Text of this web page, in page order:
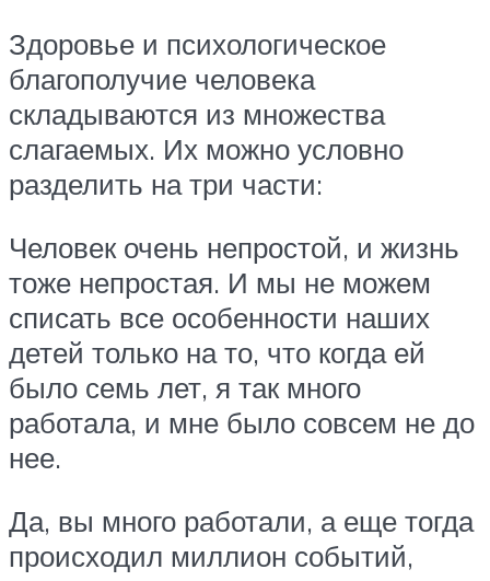
Здоровье и психологическое
благополучие человека
складываются из множества
слагаемых. Их можно условно
разделить на три части:
Человек очень непростой, и жизнь
тоже непростая. И мы не можем
списать все особенности наших
детей только на то, что когда ей
было семь лет, я так много
работала, и мне было совсем не до
нее.
Да, вы много работали, а еще тогда
происходил миллион событий,